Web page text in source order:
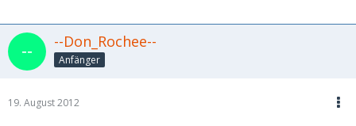
--Don_Rochee--
Anfänger
19. August 2012